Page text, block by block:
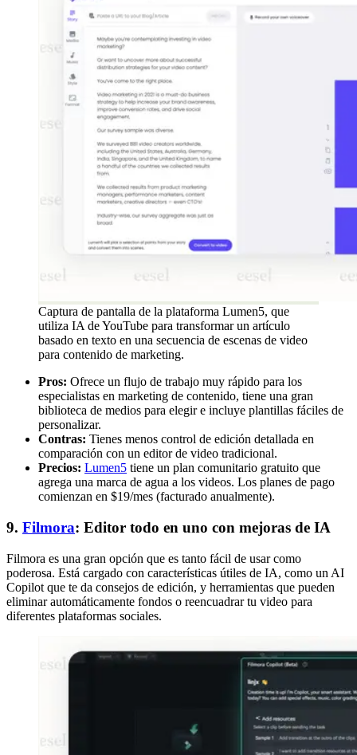
Captura de pantalla de la plataforma Lumen5, que
utiliza IA de YouTube para transformar un artículo
basado en texto en una secuencia de escenas de video
para contenido de marketing.
Pros: Ofrece un flujo de trabajo muy rápido para los
especialistas en marketing de contenido, tiene una gran
biblioteca de medios para elegir e incluye plantillas fáciles de
personalizar.
Contras: Tienes menos control de edición detallada en
comparación con un editor de video tradicional.
Precios: Lumen5 tiene un plan comunitario gratuito que
agrega una marca de agua a los videos. Los planes de pago
comienzan en $19/mes (facturado anualmente).
9. Filmora: Editor todo en uno con mejoras de IA
Filmora es una gran opción que es tanto fácil de usar como
poderosa. Está cargado con características útiles de IA, como un AI
Copilot que te da consejos de edición, y herramientas que pueden
eliminar automáticamente fondos o reencuadrar tu video para
diferentes plataformas sociales.